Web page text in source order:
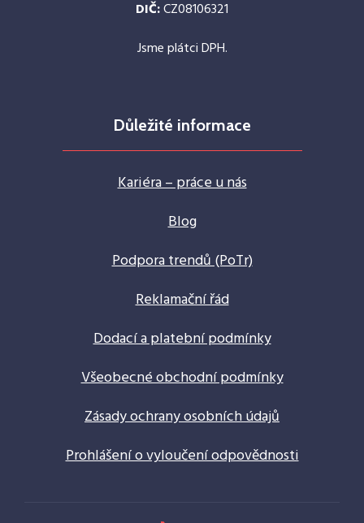
DIČ:CZ08106321
Jsme plátci DPH.
Důležité informace
Kariéra – práce u nás
Blog
Podpora trendů (PoTr)
Reklamační řád
Dodací a platební podmínky
Všeobecné obchodní podmínky
Zásady ochrany osobních údajů
Prohlášení o vyloučení odpovědnosti